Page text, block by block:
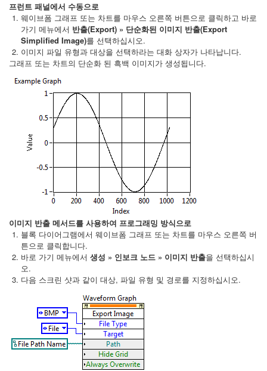
프런트 패널에서 수동으로
웨이브폼 그래프 또는 차트를 마우스 오른쪽 버튼으로 클릭하고 바로
가기 메뉴에서 반출(Export) » 단순화된 이미지 반출(Export
Simplified Image)를 선택하십시오.
이미지 파일 유형과 대상을 선택하라는 대화 상자가 나타납니다.
그래프 또는 차트의 단순화 된 흑백 이미지가 생성됩니다.
이미지 반출 메서드를 사용하여 프로그래밍 방식으로
블록 다이어그램에서 웨이브폼 그래프 또는 차트를 마우스 오른쪽 버
튼으로 클릭합니다.
바로 가기 메뉴에서 생성 » 인보크 노드 » 이미지 반출을 선택하십시
오.
다음 스크린 샷과 같이 대상, 파일 유형 및 경로를 지정하십시오.